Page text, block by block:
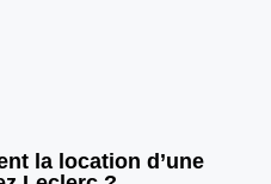
la location d’une